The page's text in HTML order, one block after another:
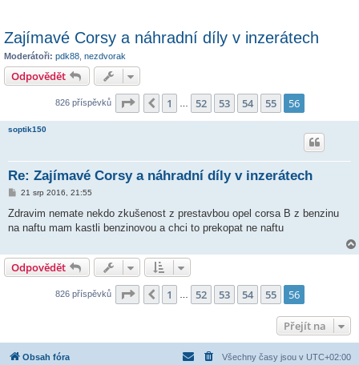
Zajímavé Corsy a náhradní díly v inzerátech
Moderátoři: pdk88 nezdvorak
Odpovědět
826 příspěvků Stránka z56
Předchozí
1 52 53 54 55 56
soptik150
Re: Zajímavé Corsy a náhradní díly v inzerátech
P
í
p
e
k
21 srp 2016, 21:55
Zdravim nemate nekdo zkušenost z prestavbou opel corsa B z benzinu
na naftu mam kastli benzinovou a chci to prekopat ne naftu
Odpovědět
826 příspěvků Stránka z56
Předchozí
1 52 53 54 55 56
Přejít na
Obsah fóra Všechny časy jsou v UTC+02:00